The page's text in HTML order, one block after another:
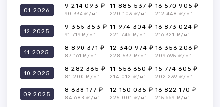
01.2026
9 214 093 ₽
90 334 ₽/м²
11 885 537 ₽
220 103 ₽/м²
16 570 905 ₽
212 448 ₽/м²
12.2025
9 355 353 ₽
91 719 ₽/м²
11 974 304 ₽
221 746 ₽/м²
16 873 024 ₽
216 321 ₽/м²
11.2025
8 890 371 ₽
87 161 ₽/м²
12 340 974 ₽
228 537 ₽/м²
16 356 206 ₽
209 695 ₽/м²
10.2025
8 282 365 ₽
81 200 ₽/м²
11 556 650 ₽
214 012 ₽/м²
15 774 605 ₽
202 239 ₽/м²
09.2025
8 638 177 ₽
84 688 ₽/м²
12 150 035 ₽
225 001 ₽/м²
16 822 170 ₽
215 669 ₽/м²